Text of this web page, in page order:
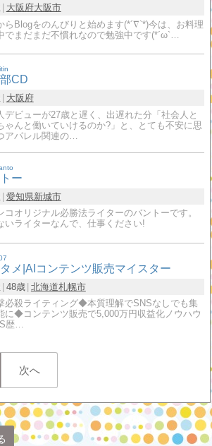
大阪府大阪市
らBlogをのんびりと始めます(*´∇`*)今は、お料理
でまだまだ不慣れなので勉強中です(*´ω`…
CD
大阪府
デビューが27歳と遅く、出遅れた分「社会人と
ゃんと働いていけるのか?」と、とても不安に思
アパレル関連の…
ー
愛知県新城市
コオリジナル必勝法ライターのバントーです。
いライターなんで、仕事ください!
メ|AIコンテンツ販売マイスター
48歳 北海道札幌市
殺ライティング◆本質理解でSNSなしでも集
に◆コンテンツ販売で5,000万円収益化ノウハウ
歴…
次へ